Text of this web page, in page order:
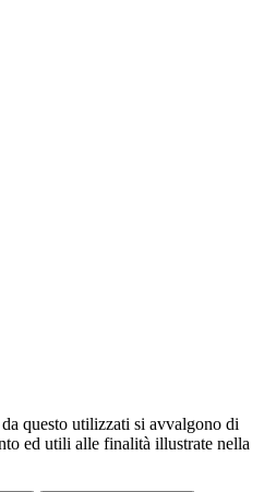
questo utilizzati si avvalgono di
ed utili alle finalità illustrate nella